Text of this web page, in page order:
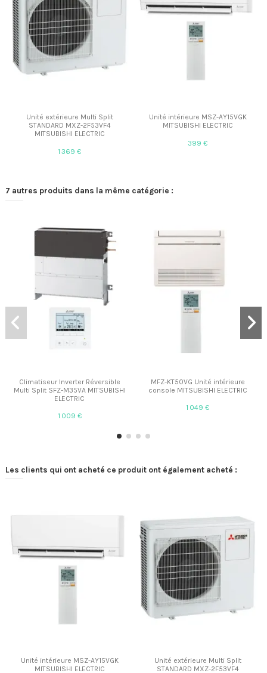
Unité extérieure Multi Split
STANDARD MXZ-2F53VF4
MITSUBISHI ELECTRIC
1 369 €
Unité intérieure MSZ-AY15VGK
MITSUBISHI ELECTRIC
399 €
7 autres produits dans la même catégorie :
Climatiseur Inverter Réversible
Multi Split SFZ-M35VA MITSUBISHI
ELECTRIC
1 009 €
MFZ-KT50VG Unité intérieure
console MITSUBISHI ELECTRIC
1 049 €
Les clients qui ont acheté ce produit ont également acheté :
Unité intérieure MSZ-AY15VGK
MITSUBISHI ELECTRIC
Unité extérieure Multi Split
STANDARD MXZ-2F53VF4